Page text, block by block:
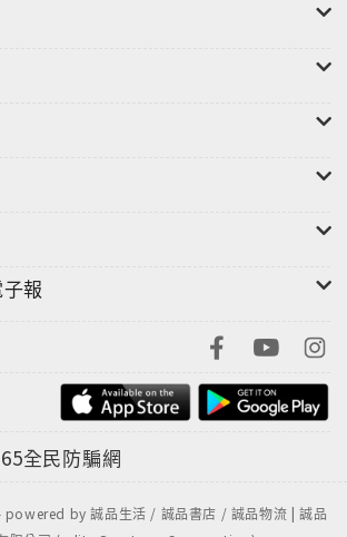
報
全民防騙網
by 誠品生活 / 誠品書店 / 誠品物流 | 誠品